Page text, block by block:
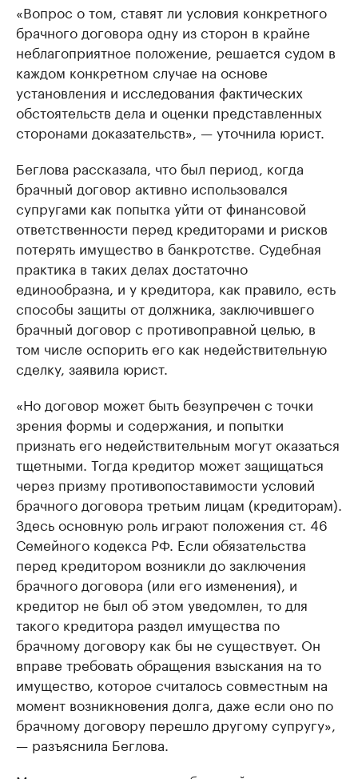
«Вопрос о том, ставят ли условия конкретного
брачного договора одну из сторон в крайне
неблагоприятное положение, решается судом в
каждом конкретном случае на основе
установления и исследования фактических
обстоятельств дела и оценки представленных
сторонами доказательств», — уточнила юрист.
Беглова рассказала, что был период, когда
брачный договор активно использовался
супругами как попытка уйти от финансовой
ответственности перед кредиторами и рисков
потерять имущество в банкротстве. Судебная
практика в таких делах достаточно
единообразна, и у кредитора, как правило, есть
способы защиты от должника, заключившего
брачный договор с противоправной целью, в
том числе оспорить его как недействительную
сделку, заявила юрист.
«Но договор может быть безупречен с точки
зрения формы и содержания, и попытки
признать его недействительным могут оказаться
тщетными. Тогда кредитор может защищаться
через призму противопоставимости условий
брачного договора третьим лицам (кредиторам).
Здесь основную роль играют положения ст. 46
Семейного кодекса РФ. Если обязательства
перед кредитором возникли до заключения
брачного договора (или его изменения), и
кредитор не был об этом уведомлен, то для
такого кредитора раздел имущества по
брачному договору как бы не существует. Он
вправе требовать обращения взыскания на то
имущество, которое считалось совместным на
момент возникновения долга, даже если оно по
брачному договору перешло другому супругу»,
— разъяснила Беглова.